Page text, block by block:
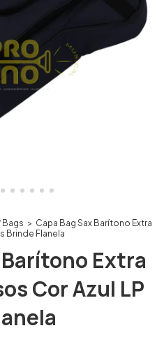
Bags > Capa Bag Sax Barítono Extra
Brinde Flanela
Extra
Cor Azul LP